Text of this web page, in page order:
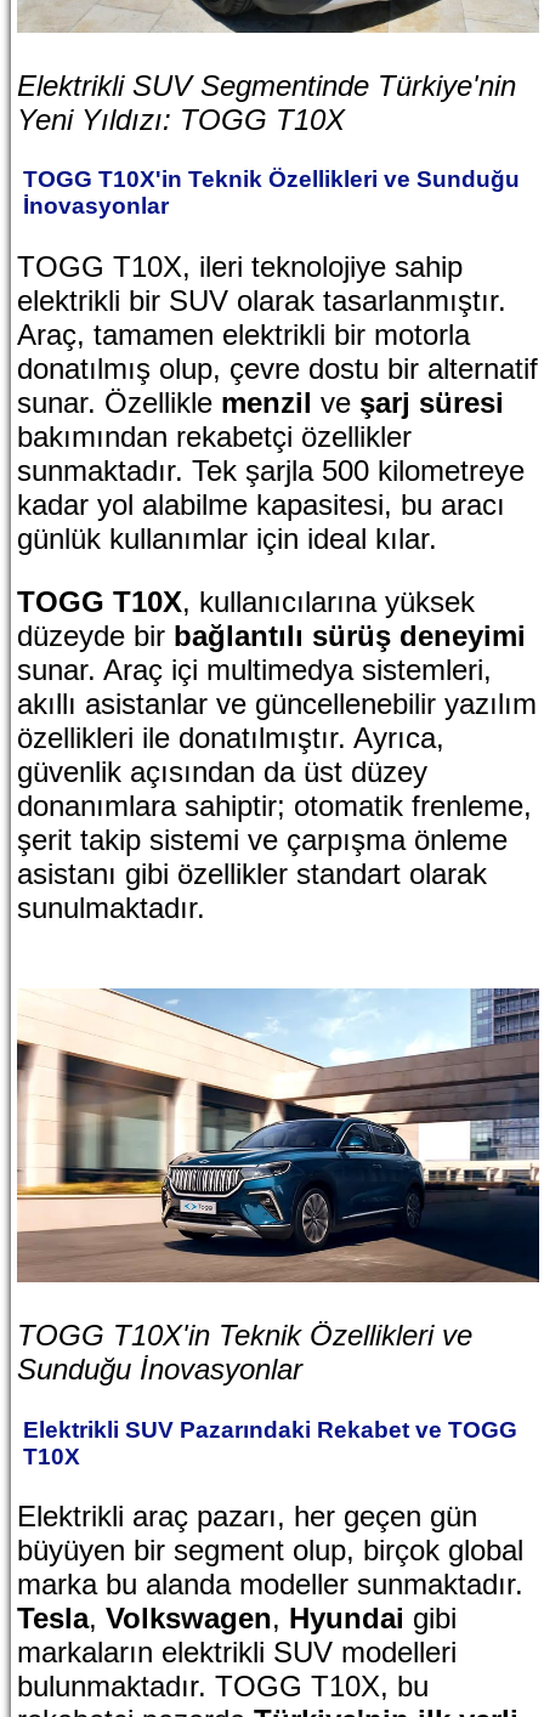
Elektrikli SUV Segmentinde Türkiye'nin
Yeni Yıldızı: TOGG T10X
TOGG T10X'in Teknik Özellikleri ve Sunduğu
İnovasyonlar
TOGG T10X, ileri teknolojiye sahip
elektrikli bir SUV olarak tasarlanmıştır.
Araç, tamamen elektrikli bir motorla
donatılmış olup, çevre dostu bir alternatif
sunar. Özellikle menzil ve şarj süresi
bakımından rekabetçi özellikler
sunmaktadır. Tek şarjla 500 kilometreye
kadar yol alabilme kapasitesi, bu aracı
günlük kullanımlar için ideal kılar.
TOGG T10X, kullanıcılarına yüksek
düzeyde bir bağlantılı sürüş deneyimi
sunar. Araç içi multimedya sistemleri,
akıllı asistanlar ve güncellenebilir yazılım
özellikleri ile donatılmıştır. Ayrıca,
güvenlik açısından da üst düzey
donanımlara sahiptir; otomatik frenleme,
şerit takip sistemi ve çarpışma önleme
asistanı gibi özellikler standart olarak
sunulmaktadır.
TOGG T10X'in Teknik Özellikleri ve
Sunduğu İnovasyonlar
Elektrikli SUV Pazarındaki Rekabet ve TOGG
T10X
Elektrikli araç pazarı, her geçen gün
büyüyen bir segment olup, birçok global
marka bu alanda modeller sunmaktadır.
Tesla, Volkswagen, Hyundai gibi
markaların elektrikli SUV modelleri
bulunmaktadır. TOGG T10X, bu